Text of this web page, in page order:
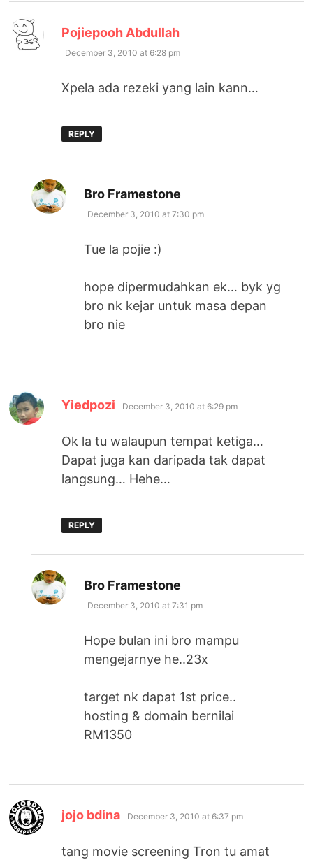
Pojiepooh Abdullah
December 3, 2010 at 6:28 pm
Xpela ada rezeki yang lain kann…
REPLY
Bro Framestone
December 3, 2010 at 7:30 pm
Tue la pojie :)
hope dipermudahkan ek… byk yg
bro nk kejar untuk masa depan
bro nie
Yiedpozi says:
December 3, 2010 at 6:29 pm
Ok la tu walaupun tempat ketiga…
Dapat juga kan daripada tak dapat
langsung… Hehe…
REPLY
Bro Framestone
December 3, 2010 at 7:31 pm
Hope bulan ini bro mampu
mengejarnye he..23x
target nk dapat 1st price..
hosting & domain bernilai
RM1350
jojo bdina says:
December 3, 2010 at 6:37 pm
tang movie screening Tron tu amat